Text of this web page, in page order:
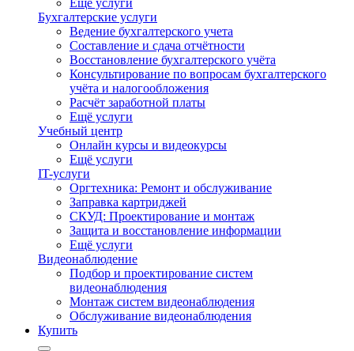
Ещё услуги
Бухгалтерские услуги
Ведение бухгалтерского учета
Составление и сдача отчётности
Восстановление бухгалтерского учёта
Консультирование по вопросам бухгалтерского
учёта и налогообложения
Расчёт заработной платы
Ещё услуги
Учебный центр
Онлайн курсы и видеокурсы
Ещё услуги
IT-услуги
Оргтехника: Ремонт и обслуживание
Заправка картриджей
СКУД: Проектирование и монтаж
Защита и восстановление информации
Ещё услуги
Видеонаблюдение
Подбор и проектирование систем
видеонаблюдения
Монтаж систем видеонаблюдения
Обслуживание видеонаблюдения
Купить